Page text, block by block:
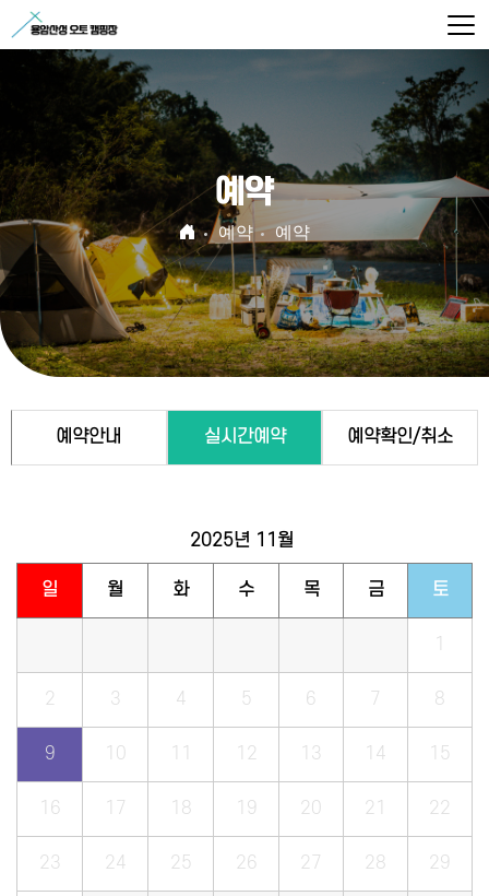
예약
예약 예약
예약안내 실시간예약 예약확인/취소
2025년 11월
일 월 화 수 목 금 토
1
2 3 4 5 6 7 8
9 10 11 12 13 14 15
16 17 18 19 20 21 22
23 24 25 26 27 28 29